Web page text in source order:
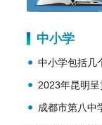
中小学
中小学包括几
吗？
2023年昆明
简介
成都市第八中